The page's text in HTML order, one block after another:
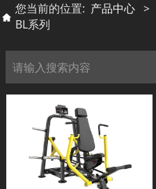
您当前的位置: 产品中心 >
BL系列